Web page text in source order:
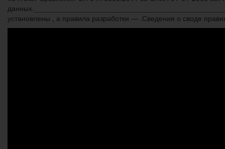
установлены , а правила разработки — .Сведения о своде